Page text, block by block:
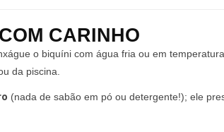
CARINHO
o biquíni com água fria ou em
da piscina.
(nada de sabão em pó ou detergente!); ele